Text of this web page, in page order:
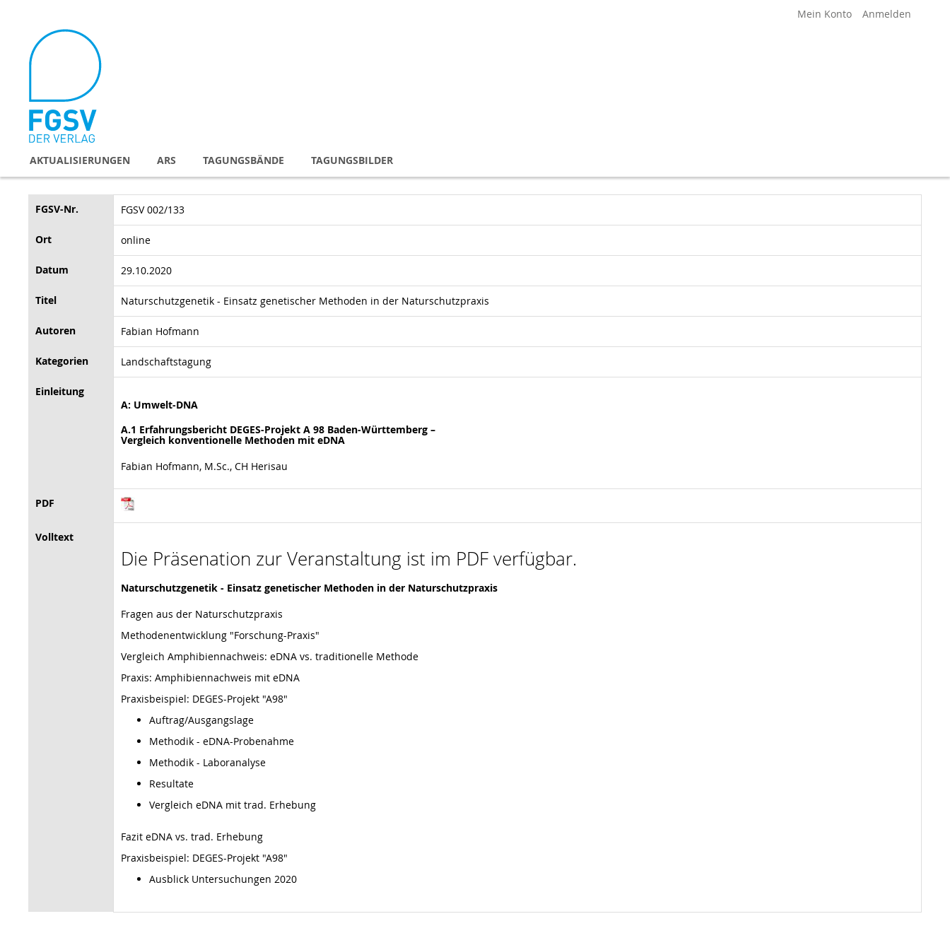
Mein Konto Anmelden
Inhalt
AKTUALISIERUNGEN ARS TAGUNGSBÄNDE TAGUNGSBILDER
FGSV-Nr. FGSV 002/133
Ort online
Datum 29.10.2020
Titel Naturschutzgenetik - Einsatz genetischer Methoden in der Naturschutzpraxis
Autoren Fabian Hofmann
Kategorien Landschaftstagung
Einleitung
A: Umwelt-DNA
A.1 Erfahrungsbericht DEGES-Projekt A 98 Baden-Württemberg –
Vergleich konventionelle Methoden mit eDNA
Fabian Hofmann, M.Sc., CH Herisau
PDF
Volltext
Die Präsenation zur Veranstaltung ist im PDF verfügbar.
Naturschutzgenetik - Einsatz genetischer Methoden in der Naturschutzpraxis
Fragen aus der Naturschutzpraxis
Methodenentwicklung "Forschung-Praxis"
Vergleich Amphibiennachweis: eDNA vs. traditionelle Methode
Praxis: Amphibiennachweis mit eDNA
Praxisbeispiel: DEGES-Projekt "A98"
Auftrag/Ausgangslage
Methodik - eDNA-Probenahme
Methodik - Laboranalyse
Resultate
Vergleich eDNA mit trad. Erhebung
Fazit eDNA vs. trad. Erhebung
Praxisbeispiel: DEGES-Projekt "A98"
Ausblick Untersuchungen 2020